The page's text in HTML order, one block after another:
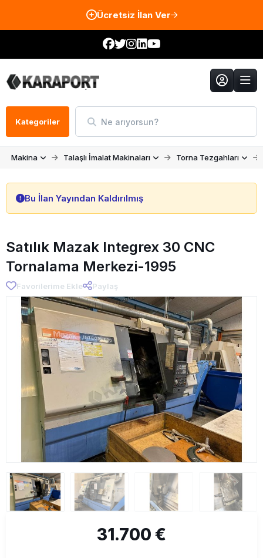
Ücretsiz İlan Ver
Kategoriler Ne arıyorsun?
Makina Talaşlı İmalat Makinaları Torna Tezgahları
Bu İlan Yayından Kaldırılmış
Satılık Mazak Integrex 30 CNC
Tornalama Merkezi-1995
Favorilerime Ekle Paylaş
31.700 €